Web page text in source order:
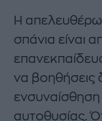
Η
σπάνια είναι
να βοηθήσεις
αυτοθυσίας.